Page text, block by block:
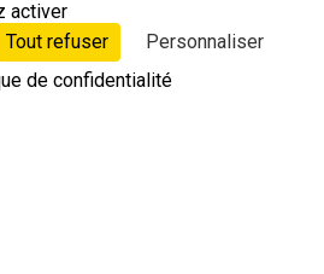
activer
Tout refuser
Personnaliser
de confidentialité